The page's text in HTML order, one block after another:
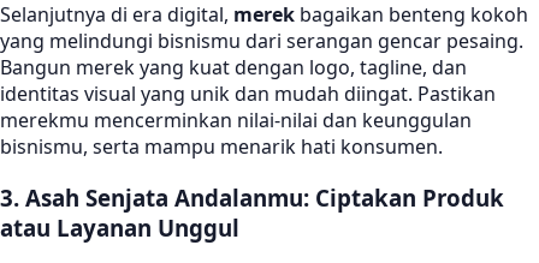
Selanjutnya di era digital, merek bagaikan benteng kokoh
yang melindungi bisnismu dari serangan gencar pesaing.
Bangun merek yang kuat dengan logo, tagline, dan
identitas visual yang unik dan mudah diingat. Pastikan
merekmu mencerminkan nilai-nilai dan keunggulan
bisnismu, serta mampu menarik hati konsumen.
3. Asah Senjata Andalanmu: Ciptakan Produk
atau Layanan Unggul